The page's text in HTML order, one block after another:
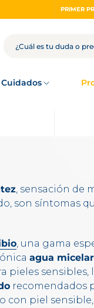
PRIMER
BÚSQUEDA
Cuidados
, sensación de
son síntomas
, una gama
agua
pieles sensibles,
recomendados
con piel sensible,